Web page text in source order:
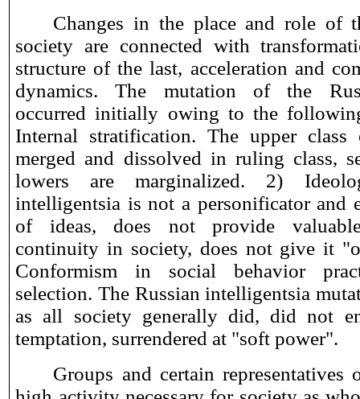
Changes in the place and role of
society are connected with
structure of the last, acceleration and
dynamics. The mutation of the
occurred initially owing to the
Internal stratification. The upper
merged and dissolved in ruling class,
lowers are marginalized. 2)
intelligentsia is not a personificator and
of ideas, does not provide
continuity in society, does not give it
Conformism in social behavior
selection. The Russian intelligentsia
as all society generally did, did not
temptation, surrendered at "soft power".
Groups and certain representatives